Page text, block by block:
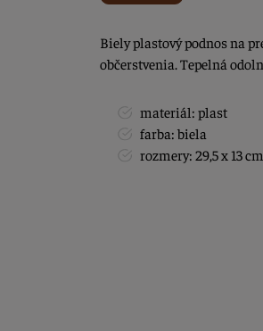
Biely plastový podnos na
občerstvenia. Tepelná
materiál: plast
farba: biela
rozmery: 29,5 x 13 cm